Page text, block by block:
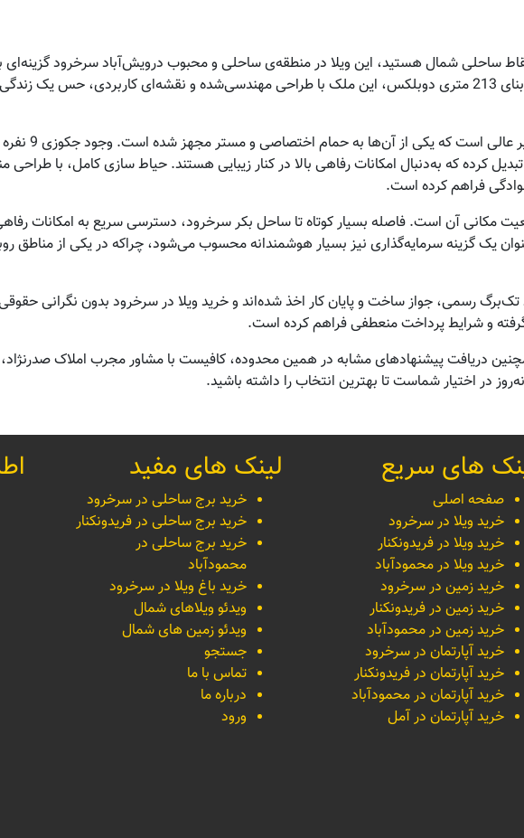
نقاط ساحلی شمال هستید، این ویلا در منطقه‌ی ساحلی و محبوب درویش‌آباد سرخرود گزینه‌ای
شماست. با زمینی به مساحت 198 متر و بنای 213 متری دوبلکس، این ملک با طراحی مهندسی‌شده و نقشه‌ای کاربردی،
این ویلا دارای سه
کرده که به‌دنبال امکانات رفاهی بالا در کنار زیبایی هستند. حیاط سازی کامل، با
فراهم کرده است.
مکانی آن است. فاصله بسیار کوتاه تا ساحل بکر سرخرود، دسترسی سریع به امکانات
یک گزینه سرمایه‌گذاری نیز بسیار هوشمندانه محسوب می‌شود، چراکه در یکی از مناطق
تک‌برگ رسمی، جواز ساخت و پایان کار اخذ شده‌اند و خرید ویلا در سرخرود بدون نگرانی
و شرایط پرداخت منعطفی فراهم کرده است.
دریافت پیشنهادهای مشابه در همین محدوده، کافیست با مشاور مجرب املاک
در اختیار شماست تا بهترین انتخاب را داشته باشید.
های سریع
صفحه اصلی
خرید ویلا در سرخرود
خرید ویلا در فریدونکنار
خرید ویلا در محمودآباد
خرید زمین در سرخرود
خرید زمین در فریدونکنار
خرید زمین در محمودآباد
خرید آپارتمان در سرخرود
خرید آپارتمان در فریدونکنار
خرید آپارتمان در محمودآباد
خرید آپارتمان در آمل
لینک های مفید
خرید برج ساحلی در سرخرود
خرید برج ساحلی در فریدونکنار
خرید برج ساحلی در
محمودآباد
خرید باغ ویلا در سرخرود
ویدئو ویلاهای شمال
ویدئو زمین های شمال
جستجو
تماس با ما
درباره ما
ورود